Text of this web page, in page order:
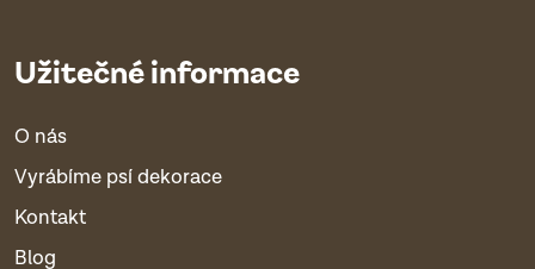
Užitečné informace
O nás
Vyrábíme psí dekorace
Kontakt
Blog